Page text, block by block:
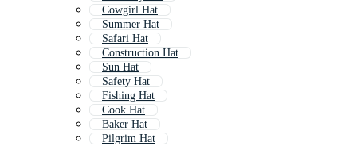
Cowgirl Hat
Summer Hat
Safari Hat
Construction Hat
Sun Hat
Safety Hat
Fishing Hat
Cook Hat
Baker Hat
Pilgrim Hat